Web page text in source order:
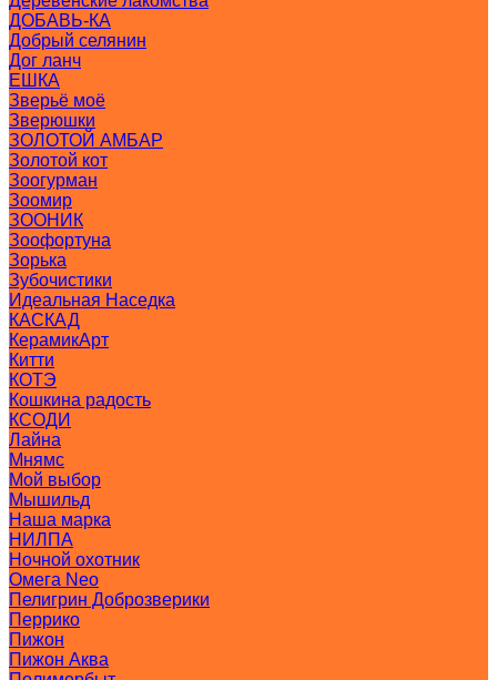
ДОБАВЬ-КА
Добрый селянин
Дог ланч
ЕШКА
Зверьё моё
Зверюшки
ЗОЛОТОЙ АМБАР
Золотой кот
Зоогурман
Зоомир
ЗООНИК
Зоофортуна
Зорька
Зубочистики
Идеальная Наседка
КАСКАД
КерамикАрт
Китти
КОТЭ
Кошкина радость
КСОДИ
Лайна
Мнямс
Мой выбор
Мышильд
Наша марка
НИЛПА
Ночной охотник
Омега Neo
Пелигрин Доброзверики
Перрико
Пижон
Пижон Аква